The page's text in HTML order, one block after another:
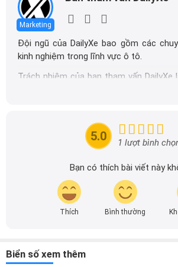
Marketing
Đội ngũ của DailyXe bao gồm các
kinh nghiệm trong lĩnh vực ô tô.
Trách nhiệm của ban tham vấn
tin chính xác được đăng tải trên
tin nhanh chóng và dễ dàng hơn.
5.0 1 lượt bình
Bạn có thích bài viết này
Thích Bình thường
Biển số xem thêm